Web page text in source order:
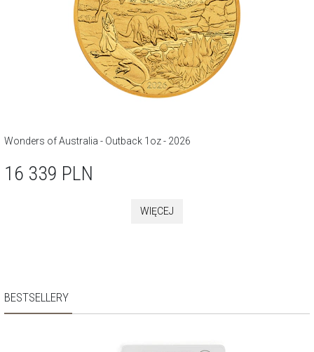
Wonders of Australia - Outback 1oz - 2026
16 339 PLN
WIĘCEJ
BESTSELLERY